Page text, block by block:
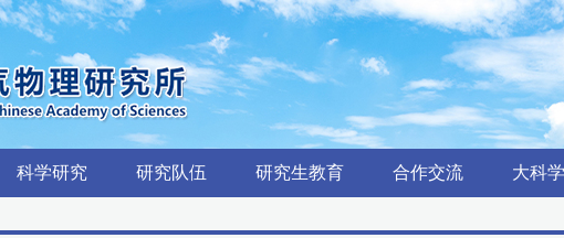
科学研究 研究队伍 研究生教育 合作交流 大科